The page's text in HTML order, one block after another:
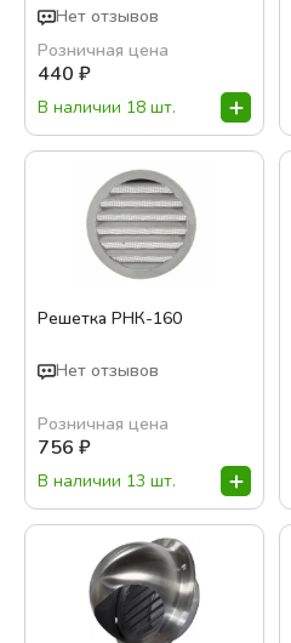
Нет отзывов
Розничная цена
440 ₽
В наличии 18 шт.
Решетка РНК-160
Нет отзывов
Розничная цена
756 ₽
В наличии 13 шт.